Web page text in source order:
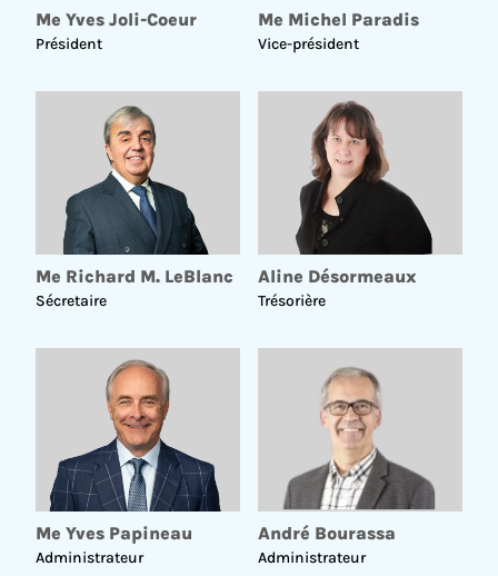
UNE ORGANISATION EN ÉVOLUTION
Me Yves Joli-Coeur
Président
Me Michel Paradis
Vice-président
Me Richard M. LeBlanc
Sécretaire
Aline Désormeaux
Trésorière
Me Yves Papineau
Administrateur
André Bourassa
Administrateur